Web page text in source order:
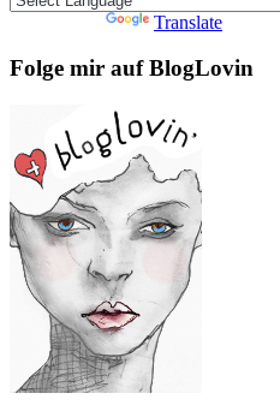
Translate
Folge mir auf BlogLovin